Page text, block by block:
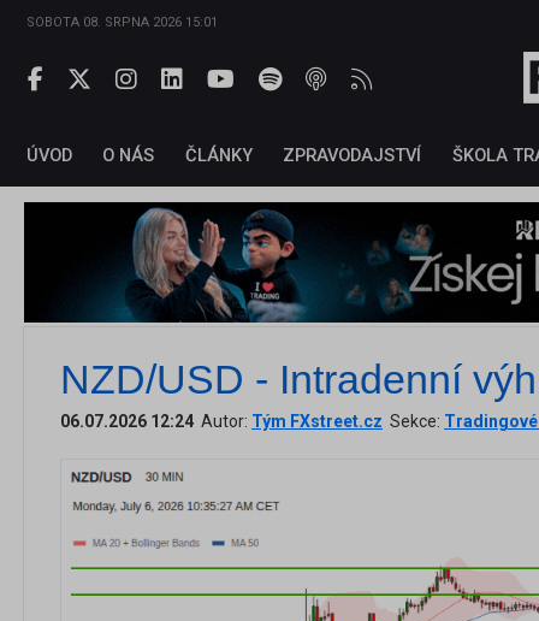
SOBOTA 08. SRPNA 2026 15:01
ÚVOD O NÁS ČLÁNKY ZPRAVODAJSTVÍ ŠKOLA
NZD/USD - Intradenní
06.07.2026 12:24 Autor: Tým FXstreet.cz Sekce: Tradingové